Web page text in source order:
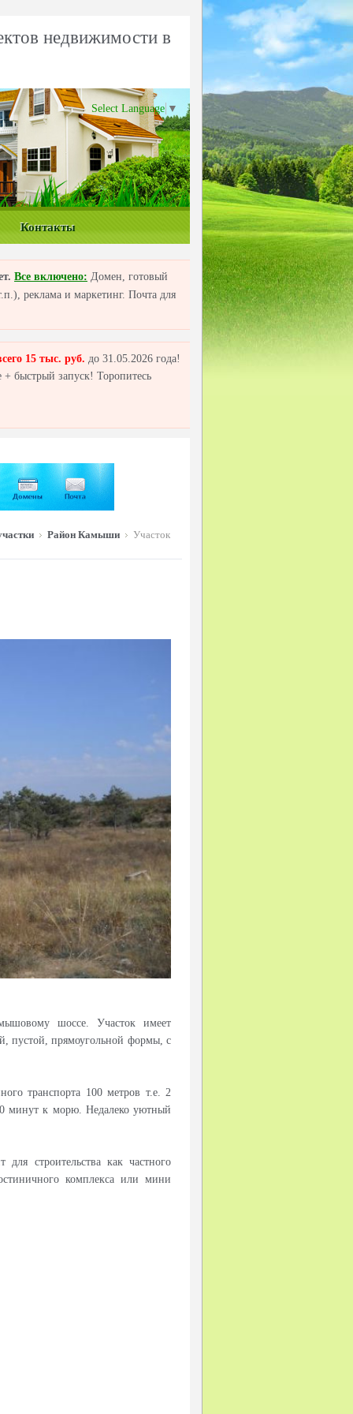
недвижимости в
Select Language ▼
Контакты
Все включено: Домен, готовый
реклама и маркетинг. Почта для
15 тыс. руб. до 31.05.2026 года!
+ быстрый запуск! Торопитесь
Район Камыши Участок
шоссе. Участок имеет
пустой, прямоугольной формы, с
транспорта 100 метров т.е. 2
минут к морю. Недалеко уютный
строительства как частного
комплекса или мини